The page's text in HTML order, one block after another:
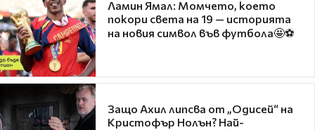
Ламин Ямал: Момчето, което
покори света на 19 — историята
на новия символ във футбола🤩⚽
Защо Ахил липсва от „Одисей“ на
Кристофър Нолън? Най-